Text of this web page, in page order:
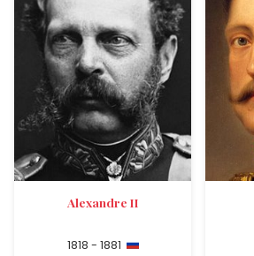
Alexandre II
1818 - 1881